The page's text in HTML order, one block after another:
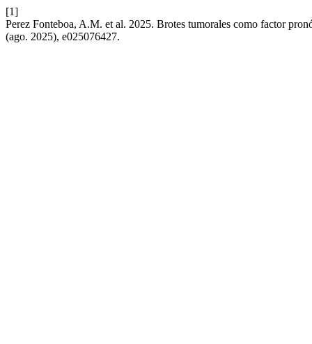
[1]
Perez Fonteboa, A.M. et al. 2025. Brotes tumorales como factor
(ago. 2025), e025076427.